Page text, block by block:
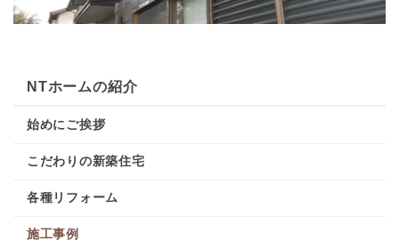
NTホームの紹介
始めにご挨拶
こだわりの新築住宅
各種リフォーム
施工事例